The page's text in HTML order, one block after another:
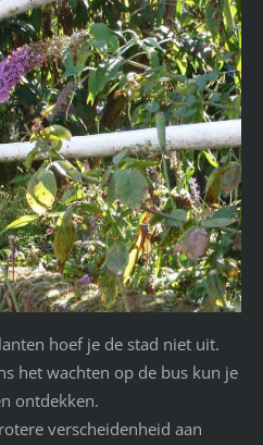
hoef je de stad niet uit.
het wachten op de bus kun je
ontdekken.
verscheidenheid aan